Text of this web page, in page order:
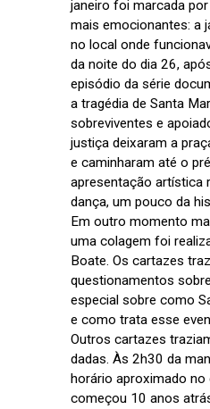
janeiro foi marcada
mais emocionantes: a
no local onde
da noite do dia 26,
episódio da série
a tragédia de Santa
sobreviventes e
justiça deixaram a
e caminharam até o
apresentação artística
dança, um pouco da
Em outro momento
uma colagem foi
Boate. Os cartazes
questionamentos
especial sobre como
e como trata esse
Outros cartazes
dadas. Às 2h30 da
horário aproximado no
começou 10 anos